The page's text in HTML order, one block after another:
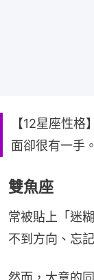
【12星座性
面卻很有一手
雙魚座
常被貼上「迷
不到方向、忘